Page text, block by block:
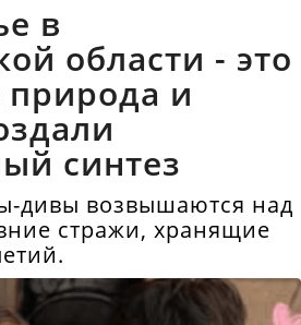
в
области - это
природа и
синтез
дивы возвышаются над
стражи, хранящие